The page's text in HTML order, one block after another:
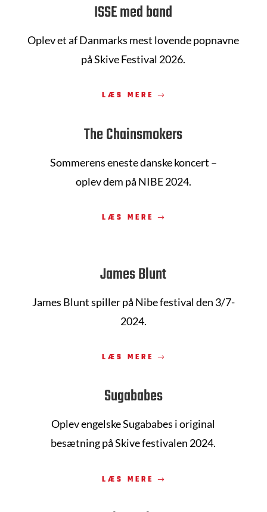
ISSE med band
Oplev et af Danmarks mest lovende popnavne
på Skive Festival 2026.
LÆS MERE
The Chainsmokers
Sommerens eneste danske koncert –
oplev dem på NIBE 2024.
LÆS MERE
James Blunt
James Blunt spiller på Nibe festival den 3/7-
2024.
LÆS MERE
Sugababes
Oplev engelske Sugababes i original
besætning på Skive festivalen 2024.
LÆS MERE